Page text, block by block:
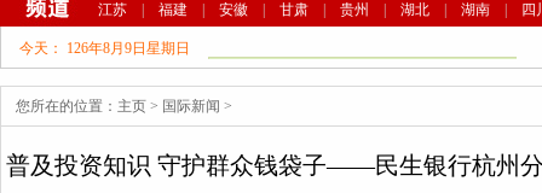
江苏
福建 安徽 甘肃 贵州 湖北 湖南 四
今天： 126年8月9日星期日
您所在的位置： 主页 > 国际新闻 >
普及投资知识 守护群众钱袋子——民生银行杭州